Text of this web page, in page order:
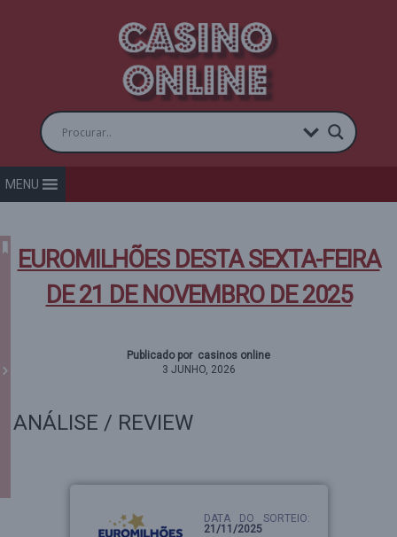
MENU
EUROMILHÕES DESTA SEXTA-FEIRA
DE 21 DE NOVEMBRO DE 2025
Publicado por casinos online
3 JUNHO, 2026
ANÁLISE / REVIEW
DATA DO SORTEIO:
21/11/2025